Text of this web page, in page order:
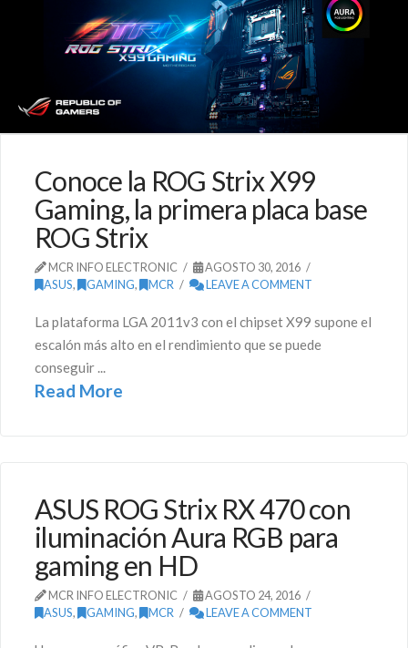
Conoce la ROG Strix X99
Gaming, la primera placa base
ROG Strix
MCR INFO ELECTRONIC
AGOSTO 30, 2016
ASUS, GAMING, MCR LEAVE A COMMENT
La plataforma LGA 2011v3 con el chipset X99 supone el
escalón más alto en el rendimiento que se puede
conseguir ...
Read More
ASUS ROG Strix RX 470 con
iluminación Aura RGB para
gaming en HD
MCR INFO ELECTRONIC
AGOSTO 24, 2016
ASUS, GAMING, MCR LEAVE A COMMENT